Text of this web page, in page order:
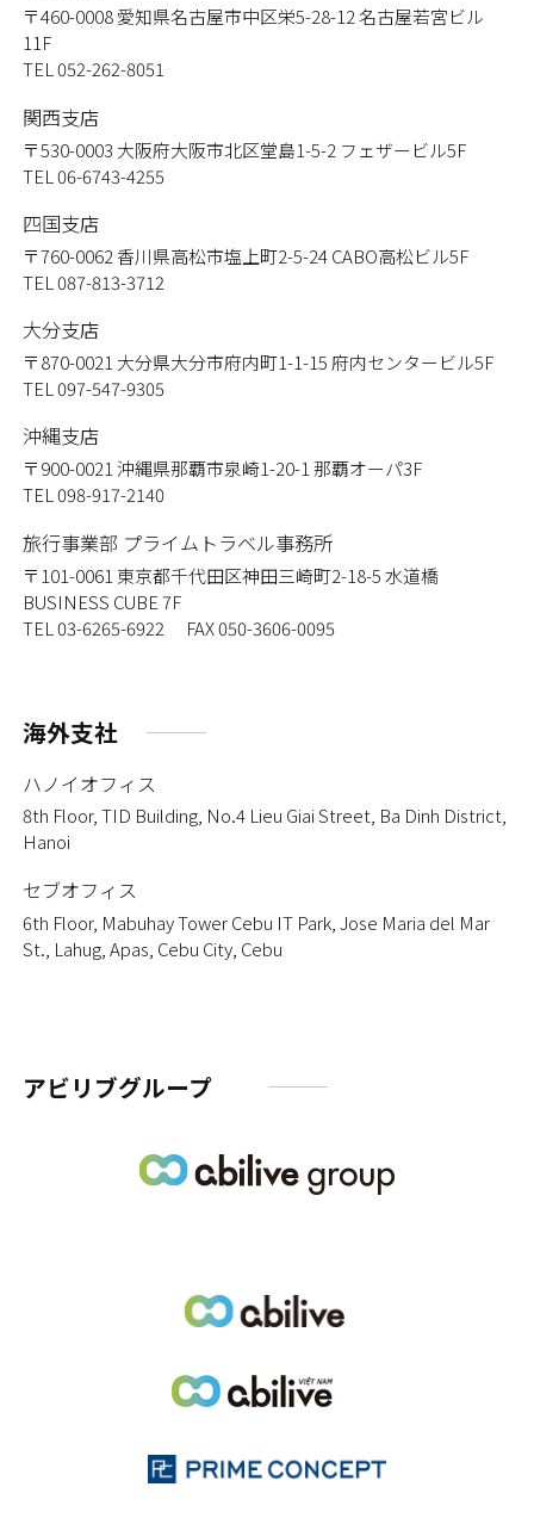
〒460-0008愛知県名古屋市中区栄5-28-12 名古屋若宮ビル
11F
TEL 052-262-8051
関西支店
〒530-0003 大阪府大阪市北区堂島1-5-2 フェザービル5F
TEL 06-6743-4255
四国支店
〒760-0062香川県高松市塩上町2-5-24 CABO高松ビル5F
TEL 087-813-3712
大分支店
〒870-0021 大分県大分市府内町1-1-15 府内センタービル5F
TEL 097-547-9305
沖縄支店
〒900-0021沖縄県那覇市泉崎1-20-1 那覇オーパ3F
TEL 098-917-2140
旅行事業部 プライムトラベル事務所
〒101-0061 東京都千代田区神田三崎町2-18-5 水道橋
BUSINESS CUBE 7F
TEL 03-6265-6922 FAX 050-3606-0095
海外支社
ハノイオフィス
8th Floor, TID Building, No.4 Lieu Giai Street, Ba Dinh District,
Hanoi
セブオフィス
6th Floor, Mabuhay Tower Cebu IT Park, Jose Maria del Mar
St., Lahug, Apas, Cebu City, Cebu
アビリブグループ